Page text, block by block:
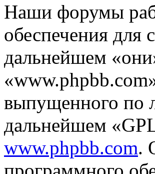
Наши форумы
обеспечения для
дальнейшем
выпущенного по
дальнейшем
www.phpbb.com.